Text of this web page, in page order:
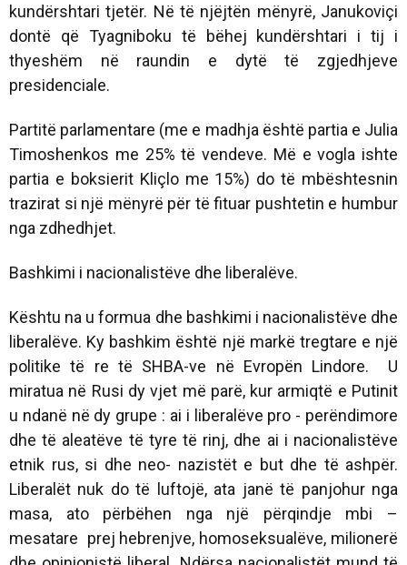
kundërshtari tjetër. Në të njëjtën mënyrë, Janukoviçi
dontë që Tyagniboku të bëhej kundërshtari i tij i
thyeshëm në raundin e dytë të zgjedhjeve
presidenciale.
Partitë parlamentare (me e madhja është partia e Julia
Timoshenkos me 25% të vendeve. Më e vogla ishte
partia e boksierit Kliçlo me 15%) do të mbështesnin
trazirat si një mënyrë për të fituar pushtetin e humbur
nga zdhedhjet.
Bashkimi i nacionalistëve dhe liberalëve.
Kështu na u formua dhe bashkimi i nacionalistëve dhe
liberalëve. Ky bashkim është një markë tregtare e një
politike të re të SHBA-ve në Evropën Lindore. U
miratua në Rusi dy vjet më parë, kur armiqtë e Putinit
u ndanë në dy grupe : ai i liberalëve pro - perëndimore
dhe të aleatëve të tyre të rinj, dhe ai i nacionalistëve
etnik rus, si dhe neo- nazistët e but dhe të ashpër.
Liberalët nuk do të luftojë, ata janë të panjohur nga
masa, ato përbëhen nga një përqindje mbi –
mesatare prej hebrenjve, homoseksualëve, milionerë